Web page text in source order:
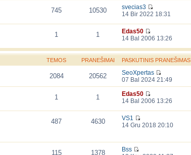
745 10530
svecias3
14 Bir 2022 18:31
1 1
Edas50
14 Bal 2006 13:26
TEMOS PRANEŠIMAI PASKUTINIS PRANEŠIMAS
2084 20562
SeoXpertas
07 Bal 2024 21:49
1 1
Edas50
14 Bal 2006 13:26
487 4630
VS1
14 Gru 2018 20:10
115 1378
Bss